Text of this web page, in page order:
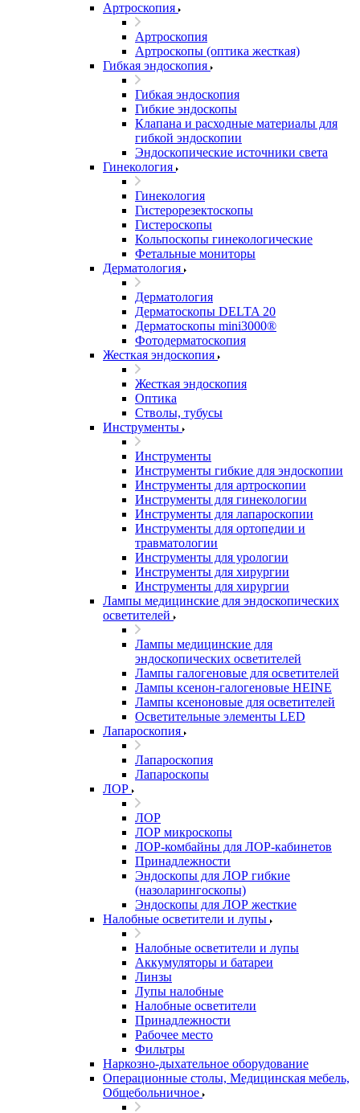
Артроскопия
Артроскопия
Артроскопы (оптика жесткая)
Гибкая эндоскопия
Гибкая эндоскопия
Гибкие эндоскопы
Клапана и расходные материалы для
гибкой эндоскопии
Эндоскопические источники света
Гинекология
Гинекология
Гистерорезектоскопы
Гистероскопы
Кольпоскопы гинекологические
Фетальные мониторы
Дерматология
Дерматология
Дерматоскопы DELTA 20
Дерматоскопы mini3000®
Фотодерматоскопия
Жесткая эндоскопия
Жесткая эндоскопия
Оптика
Стволы, тубусы
Инструменты
Инструменты
Инструменты гибкие для эндоскопии
Инструменты для артроскопии
Инструменты для гинекологии
Инструменты для лапароскопии
Инструменты для ортопедии и
травматологии
Инструменты для урологии
Инструменты для хирургии
Инструменты для хирургии
Лампы медицинские для эндоскопических
осветителей
Лампы медицинские для
эндоскопических осветителей
Лампы галогеновые для осветителей
Лампы ксенон-галогеновые HEINE
Лампы ксеноновые для осветителей
Осветительные элементы LED
Лапароскопия
Лапароскопия
Лапароскопы
ЛОР
ЛОР
ЛОР микроскопы
ЛОР-комбайны для ЛОР-кабинетов
Принадлежности
Эндоскопы для ЛОР гибкие
(назоларингоскопы)
Эндоскопы для ЛОР жесткие
Налобные осветители и лупы
Налобные осветители и лупы
Аккумуляторы и батареи
Линзы
Лупы налобные
Налобные осветители
Принадлежности
Рабочее место
Фильтры
Наркозно-дыхательное оборудование
Операционные столы, Медицинская мебель,
Общебольничное